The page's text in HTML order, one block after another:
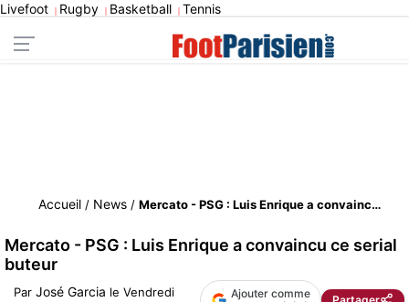
Livefoot | Rugby | Basketball | Tennis
Accueil / News / Mercato - PSG : Luis Enrique a convaincu ce serial buteur
Mercato - PSG : Luis Enrique a convaincu ce serial
buteur
Par José Garcia le Vendredi
Ajouter comme
Partager